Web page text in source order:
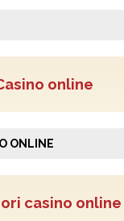
online
ONLINE
casino online